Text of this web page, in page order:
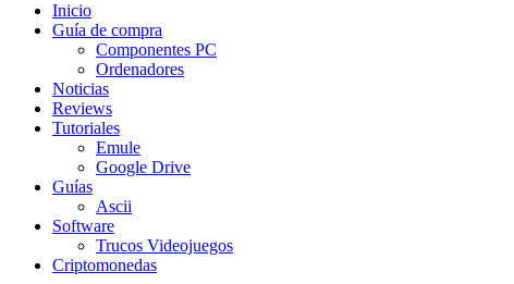
Inicio
Guía de compra
Componentes PC
Ordenadores
Noticias
Reviews
Tutoriales
Emule
Google Drive
Guías
Ascii
Software
Trucos Videojuegos
Criptomonedas